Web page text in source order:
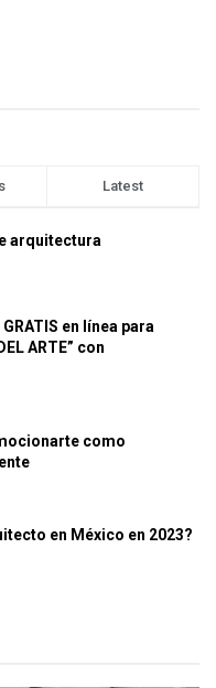
Latest
arquitectura
en línea para
ARTE” con
como
en México en 2023?